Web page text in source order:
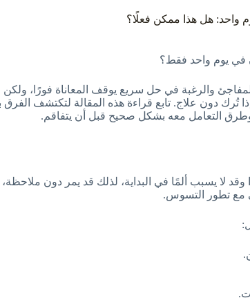
واحد: هل هذا ممكن فعلًا؟
في يوم واحد فقط؟
والرغبة في حل سريع يوقف المعاناة فورًا،
تُرك دون علاج. تابع قراءة هذه المقالة لتكتشف
التعامل معه بشكل صحيح قبل أن يتفاقم.
لا يسبب ألمًا في البداية، لذلك قد يمر دون
مع تطور التسوس.